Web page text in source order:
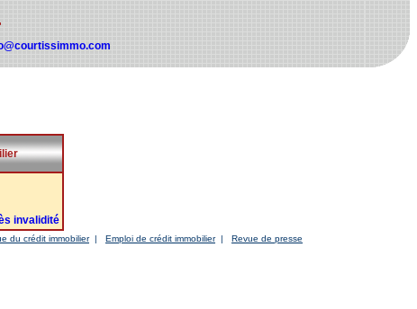
invalidité
du crédit immobilier| Emploi de crédit immobilier| Revue de presse